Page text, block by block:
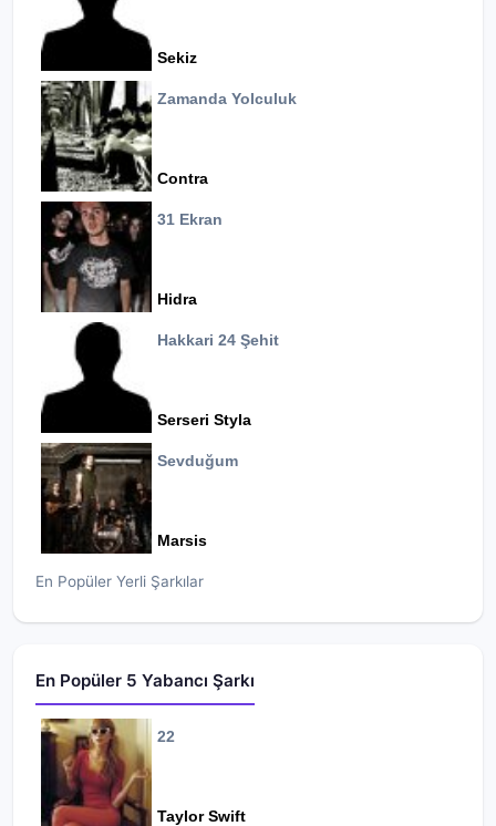
Sekiz
Zamanda Yolculuk
Contra
31 Ekran
Hidra
Hakkari 24 Şehit
Serseri Styla
Sevduğum
Marsis
En Popüler Yerli Şarkılar
En Popüler 5 Yabancı Şarkı
22
Taylor Swift